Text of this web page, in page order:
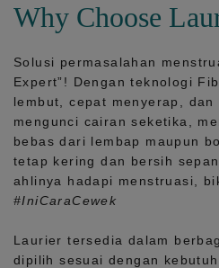
Why Choose
Solusi permasalahan
Expert”! Dengan teknologi
lembut, cepat menyerap, dan
mengunci cairan seketika,
bebas dari lembap maupun
tetap kering dan bersih
ahlinya hadapi menstruasi,
#IniCaraCewek
Laurier tersedia dalam
dipilih sesuai dengan